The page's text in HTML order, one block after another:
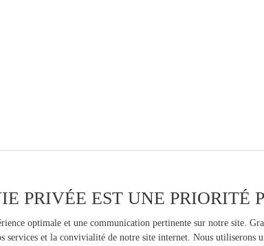
PRIVÉE EST UNE PRIORITÉ
optimale et une communication pertinente sur notre site.
services et la convivialité de notre site internet. Nous utiliserons